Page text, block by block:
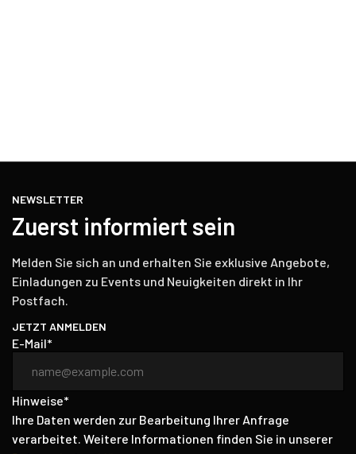
NEWSLETTER
Zuerst informiert sein
Melden Sie sich an und erhalten Sie exklusive Angebote,
Einladungen zu Events und Neuigkeiten direkt in Ihr
Postfach.
JETZT ANMELDEN
E-Mail*
Hinweise*
Ihre Daten werden zur Bearbeitung Ihrer Anfrage
verarbeitet. Weitere Informationen finden Sie in unserer